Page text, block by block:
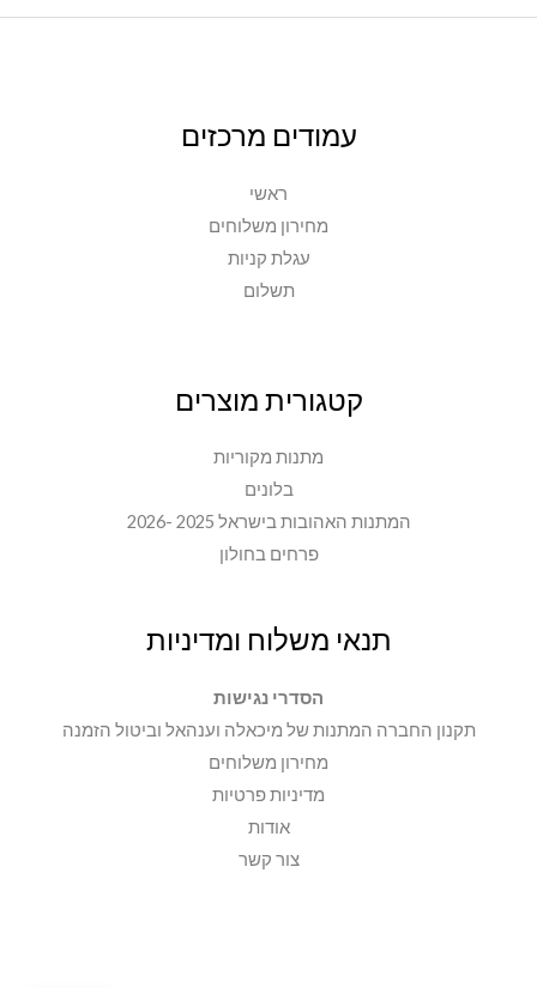
עמודים מרכזים
ראשי
מחירון משלוחים
עגלת קניות
תשלום
קטגורית מוצרים
מתנות מקוריות
בלונים
המתנות האהובות בישראל 2025 -2026
פרחים בחולון
תנאי משלוח ומדיניות
הסדרי נגישות
תקנון החברה המתנות של מיכאלה וענהאל וביטול הזמנה
מחירון משלוחים
מדיניות פרטיות
אודות
צור קשר